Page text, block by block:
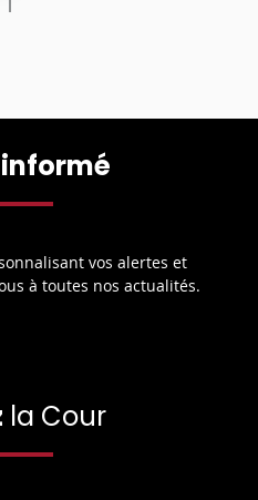
informé
vos alertes et
à toutes nos actualités.
la Cour